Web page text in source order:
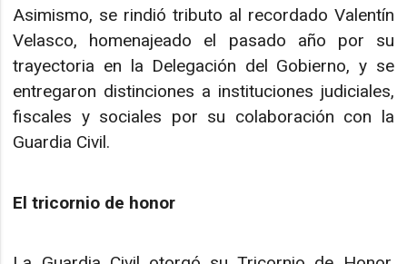
Asimismo, se rindió tributo al recordado Valentín
Velasco, homenajeado el pasado año por su
trayectoria en la Delegación del Gobierno, y se
entregaron distinciones a instituciones judiciales,
fiscales y sociales por su colaboración con la
Guardia Civil.
El tricornio de honor